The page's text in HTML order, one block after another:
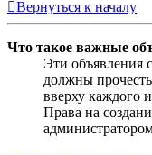
Вернуться к началу
Что такое важные
Эти
должны
вверху каждого
Права на